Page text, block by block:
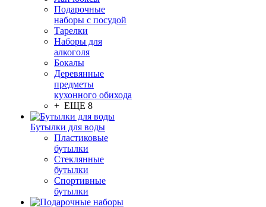
Подарочные
наборы с посудой
Тарелки
Наборы для
алкоголя
Бокалы
Деревянные
предметы
кухонного обихода
+ ЕЩЕ 8
Бутылки для воды
Пластиковые
бутылки
Стеклянные
бутылки
Спортивные
бутылки